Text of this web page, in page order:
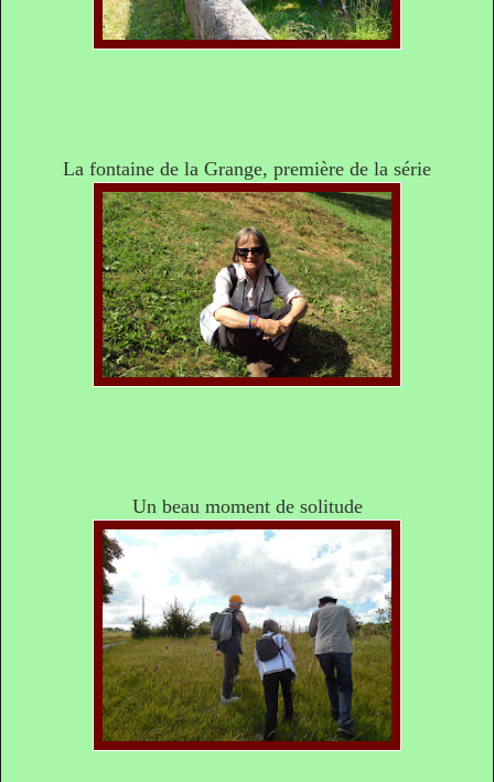
La fontaine de la Grange, première de la série
Un beau moment de solitude